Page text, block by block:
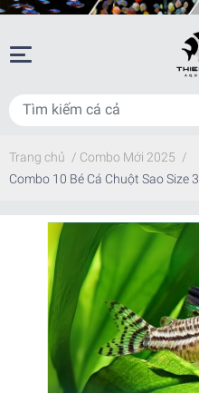
Trang chủ / Combo Mới 2025 /
Combo 10 Bé Cá Chuột Sao Size